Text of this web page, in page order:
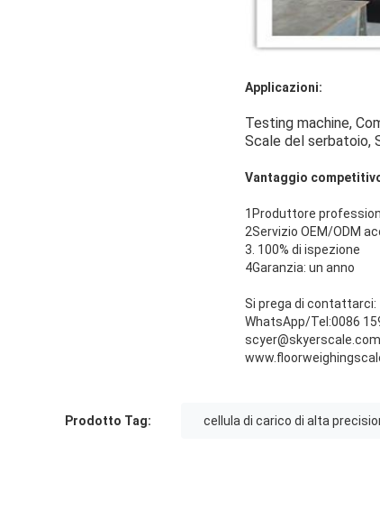
Applicazioni:
Testing machine,
Scale del serbatoio,
Vantaggio
1Produttore
2Servizio OEM/ODM
3. 100% di ispezione
4Garanzia: un anno
Si prega di contattarci:
WhatsApp/Tel:0086
scyer@skyerscale.com
Prodotto Tag: cellula di carico di alta